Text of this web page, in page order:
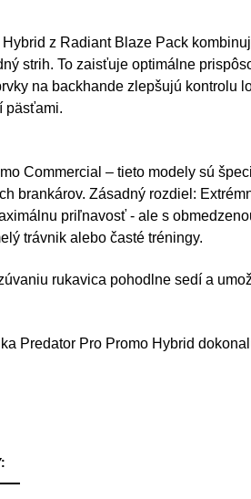
z Radiant Blaze Pack
strih. To zaisťuje optimálne
na backhande zlepšujú kontrolu
päsťami.
Commercial – tieto modely sú
brankárov. Zásadný rozdiel:
priľnavosť - ale s
trávnik alebo časté tréningy.
rukavica pohodlne sedí a
Predator Pro Promo Hybrid